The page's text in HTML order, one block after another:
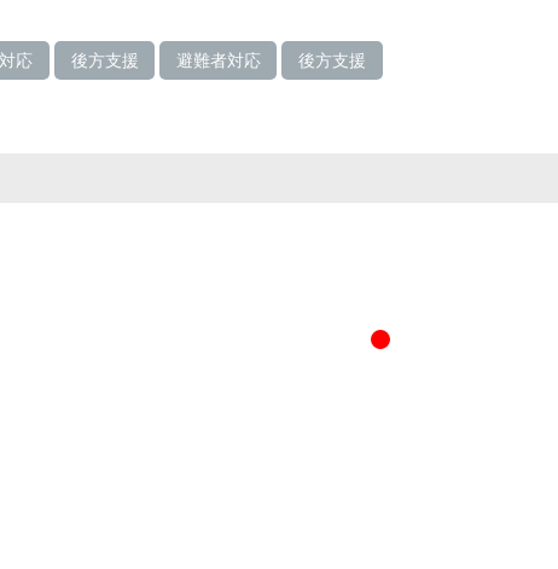
応 後方支援 避難者対応 後方支援